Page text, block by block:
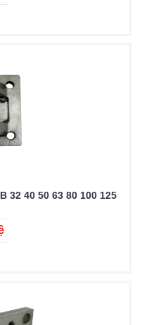
32 40 50 63 80 100 125